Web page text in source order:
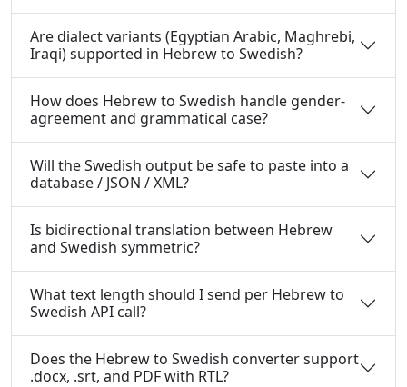
Are dialect variants (Egyptian Arabic, Maghrebi,
Iraqi) supported in Hebrew to Swedish?
How does Hebrew to Swedish handle gender-
agreement and grammatical case?
Will the Swedish output be safe to paste into a
database / JSON / XML?
Is bidirectional translation between Hebrew
and Swedish symmetric?
What text length should I send per Hebrew to
Swedish API call?
Does the Hebrew to Swedish converter support
.docx, .srt, and PDF with RTL?